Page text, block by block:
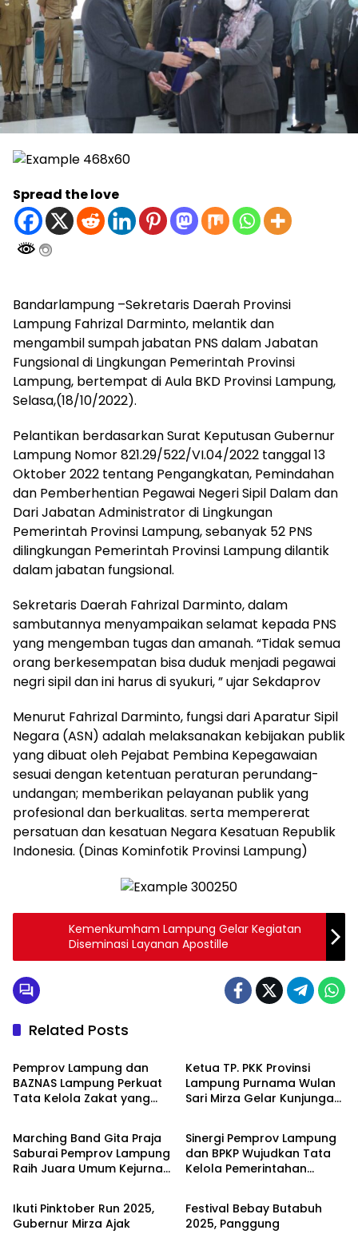
Spread the love
Bandarlampung –Sekretaris Daerah Provinsi
Lampung Fahrizal Darminto, melantik dan
mengambil sumpah jabatan PNS dalam Jabatan
Fungsional di Lingkungan Pemerintah Provinsi
Lampung, bertempat di Aula BKD Provinsi Lampung,
Selasa,(18/10/2022).
Pelantikan berdasarkan Surat Keputusan Gubernur
Lampung Nomor 821.29/522/VI.04/2022 tanggal 13
Oktober 2022 tentang Pengangkatan, Pemindahan
dan Pemberhentian Pegawai Negeri Sipil Dalam dan
Dari Jabatan Administrator di Lingkungan
Pemerintah Provinsi Lampung, sebanyak 52 PNS
dilingkungan Pemerintah Provinsi Lampung dilantik
dalam jabatan fungsional.
Sekretaris Daerah Fahrizal Darminto, dalam
sambutannya menyampaikan selamat kepada PNS
yang mengemban tugas dan amanah. “Tidak semua
orang berkesempatan bisa duduk menjadi pegawai
negri sipil dan ini harus di syukuri, ” ujar Sekdaprov
Menurut Fahrizal Darminto, fungsi dari Aparatur Sipil
Negara (ASN) adalah melaksanakan kebijakan publik
yang dibuat oleh Pejabat Pembina Kepegawaian
sesuai dengan ketentuan peraturan perundang-
undangan; memberikan pelayanan publik yang
profesional dan berkualitas. serta mempererat
persatuan dan kesatuan Negara Kesatuan Republik
Indonesia. (Dinas Kominfotik Provinsi Lampung)
Kemenkumham Lampung Gelar Kegiatan
Diseminasi Layanan Apostille
Related Posts
Uncategorized
Pemprov Lampung dan
BAZNAS Lampung Perkuat
Tata Kelola Zakat yang
Ketua TP. PKK Provinsi
Lampung Purnama Wulan
Sari Mirza Gelar Kunjungan
Uncategorized
Marching Band Gita Praja
Saburai Pemprov Lampung
Raih Juara Umum Kejurnas
Kominfotik Provinsi
Lampung
Uncategorized
Sinergi Pemprov Lampung
dan BPKP Wujudkan Tata
Kelola Pemerintahan
Uncategorized
Ikuti Pinktober Run 2025,
Gubernur Mirza Ajak
Uncategorized
Festival Bebay Butabuh
2025, Panggung